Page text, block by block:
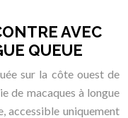
AVEC
QUEUE
sur la côte ouest de
de macaques à longue
accessible uniquement